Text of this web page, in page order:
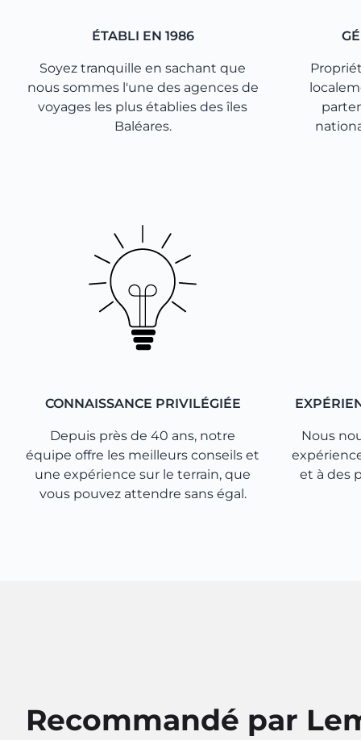
ÉTABLI EN 1986
Soyez tranquille en sachant que
nous sommes l'une des agences de
voyages les plus établies des îles
Baléares.
CONNAISSANCE PRIVILÉGIÉE
Depuis près de 40 ans, notre
équipe offre les meilleurs conseils et
une expérience sur le terrain, que
vous pouvez attendre sans égal.
Nous
et à des
Recommandé par